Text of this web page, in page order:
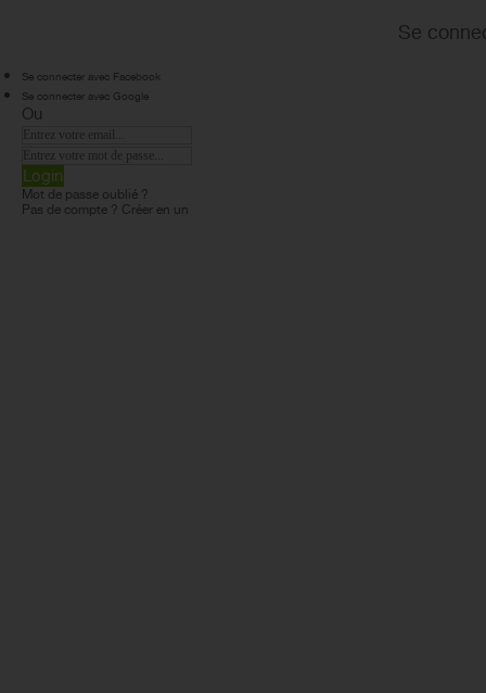
Se
Se connecter avec Facebook
Se connecter avec Google
Ou
Login
Mot de passe oublié ?
Pas de compte ? Créer en un